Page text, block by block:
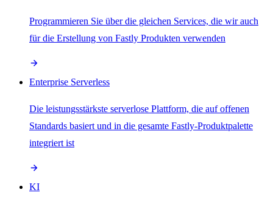
Programmieren Sie über die gleichen Services, die wir auch
für die Erstellung von Fastly Produkten verwenden
Enterprise Serverless
Die leistungsstärkste serverlose Plattform, die auf offenen
Standards basiert und in die gesamte Fastly-Produktpalette
integriert ist
KI